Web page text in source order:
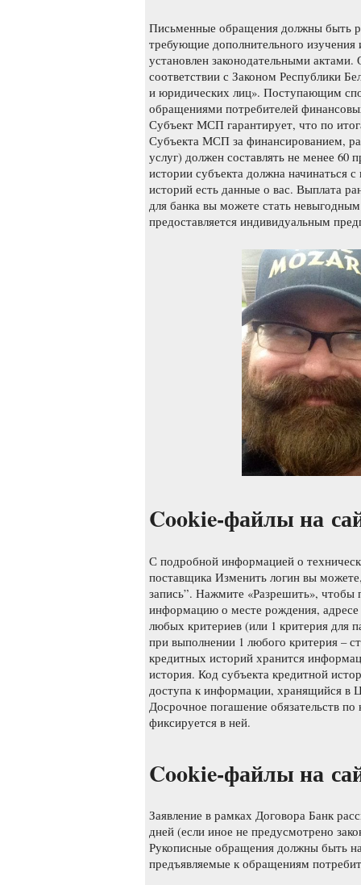
Письменные обращения должны быть
требующие дополнительного изучения
установлен законодательными
соответствии с Законом Республики
и юридических лиц». Поступающим
обращениями потребителей
Субъект МСП гарантирует, что по
Субъекта МСП за финансированием,
услуг) должен составлять не менее
истории субъекта должна начинаться
историй есть данные о вас. Выплата
для банка вы можете стать
предоставляется индивидуальным
Cookie-файлы на
С подробной информацией о
поставщика Изменить логин вы
запись”. Нажмите «Разрешить»,
информацию о месте рождения,
любых критериев (или 1 критерия для
при выполнении 1 любого критерия –
кредитных историй хранится
история. Код субъекта кредитной
доступа к информации, хранящийся в
Досрочное погашение обязательств
фиксируется в ней.
Cookie-файлы на
Заявление в рамках Договора Банк
дней (если иное не предусмотрено
Рукописные обращения должны быть
предъявляемые к обращениям